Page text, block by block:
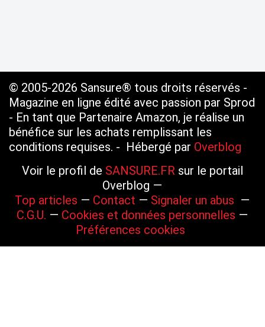
© 2005-2026 Sansure® tous droits réservés -
Magazine en ligne édité avec passion par Sprod
- En tant que Partenaire Amazon, je réalise un
bénéfice sur les achats remplissant les
conditions requises. - Hébergé par Overblog
Voir le profil de SANSURE.FR sur le portail
Overblog
Top articles
Contact
Signaler un abus
C.G.U.
Cookies et données personnelles
Préférences cookies